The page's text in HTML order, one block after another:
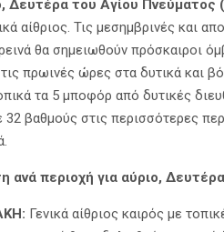
Δευτέρα του Αγίου Πνεύματος
αίθριος. Τις μεσημβρινές και
θα σημειωθούν πρόσκαιροι
πρωινές ώρες στα δυτικά και
τα 5 μποφόρ από δυτικές
βαθμούς στις περισσότερες
ανά περιοχή για αύριο,
Γενικά αίθριος καιρός με